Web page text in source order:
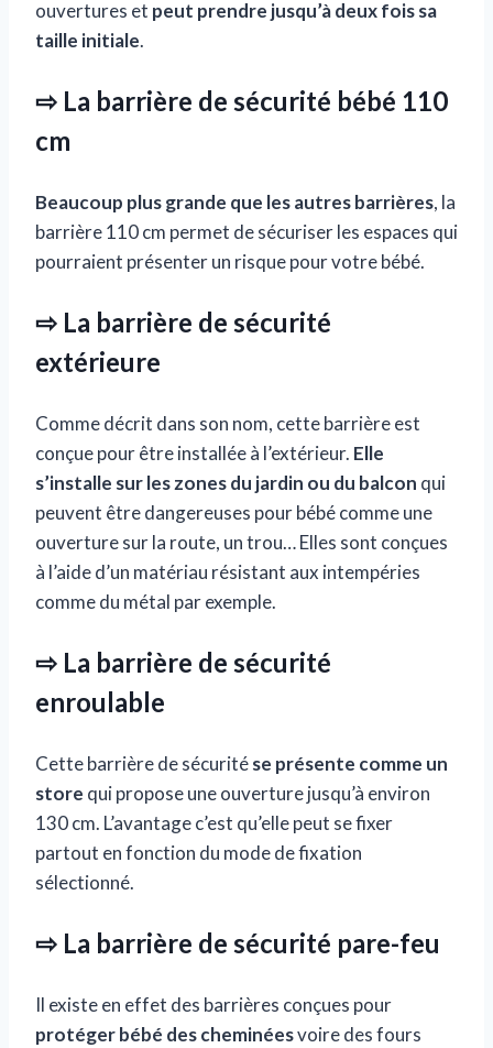
ouvertures et peut prendre jusqu’à deux fois sa
taille initiale.
⇨ La barrière de sécurité bébé 110
cm
Beaucoup plus grande que les autres barrières, la
barrière 110 cm permet de sécuriser les espaces qui
pourraient présenter un risque pour votre bébé.
⇨ La barrière de sécurité
extérieure
Comme décrit dans son nom, cette barrière est
conçue pour être installée à l’extérieur. Elle
s’installe sur les zones du jardin ou du balcon qui
peuvent être dangereuses pour bébé comme une
ouverture sur la route, un trou… Elles sont conçues
à l’aide d’un matériau résistant aux intempéries
comme du métal par exemple.
⇨ La barrière de sécurité
enroulable
Cette barrière de sécuritése présente comme un
store qui propose une ouverture jusqu’à environ
130 cm. L’avantage c’est qu’elle peut se fixer
partout en fonction du mode de fixation
sélectionné.
⇨ La barrière de sécurité pare-feu
Il existe en effet des barrières conçues pour
protéger bébé des cheminéesvoire des fours